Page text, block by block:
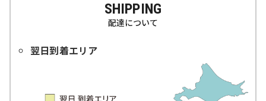
SHIPPING
配達について
翌日到着エリア